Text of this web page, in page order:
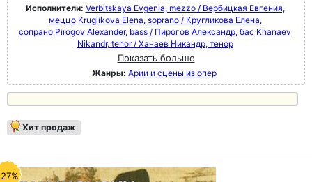
Исполнители: Verbitskaya Evgenia, mezzo / Вербицкая Евгения,
меццо Kruglikova Elena, soprano / Кругликова Елена,
сопрано Pirogov Alexander, bass / Пирогов Александр, бас Khanaev
Nikandr, tenor / Ханаев Никандр, тенор
Показать больше
Жанры: Арии и сцены из опер
Хит продаж